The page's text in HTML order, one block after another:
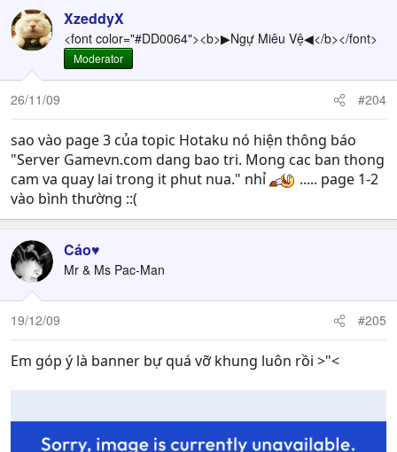
XzeddyX
<font color="#DD0064"><b>▶Ngự Miêu Vệ◀</b></font>
Moderator
26/11/09 #204
sao vào page 3 của topic Hotaku nó hiện thông báo
"Server Gamevn.com dang bao tri. Mong cac ban thong
cam va quay lai trong it phut nua." nhỉ
..... page 1-2
vào bình thường ::(
Cáo♥
Mr & Ms Pac-Man
19/12/09 #205
Em góp ý là banner bự quá vỡ khung luôn rồi >"<